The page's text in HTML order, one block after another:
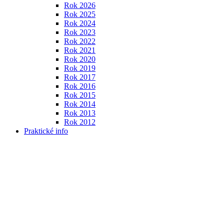
Rok 2026
Rok 2025
Rok 2024
Rok 2023
Rok 2022
Rok 2021
Rok 2020
Rok 2019
Rok 2017
Rok 2016
Rok 2015
Rok 2014
Rok 2013
Rok 2012
Praktické info